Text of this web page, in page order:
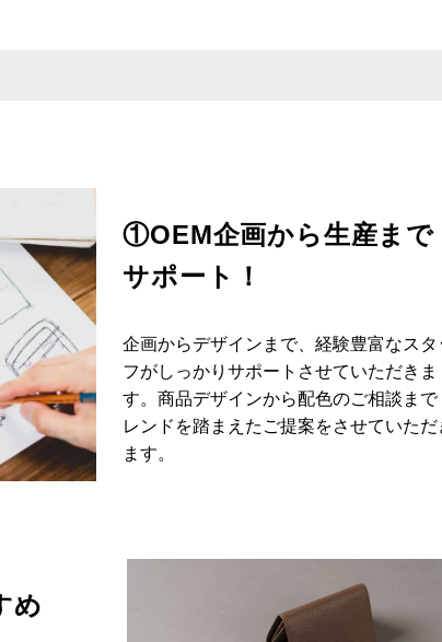
①OEM企画から生産まで
サポート！
企画からデザインまで、経験豊富なスタ
フがしっかりサポートさせていただきま
す。商品デザインから配色のご相談まで
レンドを踏まえたご提案をさせていただ
ます。
め